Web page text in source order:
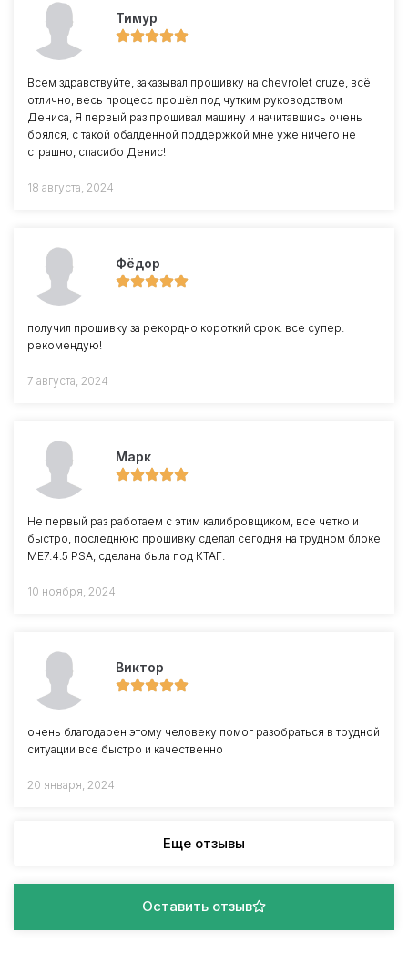
Тимур
Всем здравствуйте, заказывал прошивку на chevrolet cruze, всё
отлично, весь процесс прошёл под чутким руководством
Дениса, Я первый раз прошивал машину и начитавшись очень
боялся, с такой обалденной поддержкой мне уже ничего не
страшно, спасибо Денис!
18 августа, 2024
Фёдор
получил прошивку за рекордно короткий срок. все супер.
рекомендую!
7 августа, 2024
Марк
Не первый раз работаем с этим калибровщиком, все четко и
быстро, последнюю прошивку сделал сегодня на трудном блоке
ME7.4.5 PSA, сделана была под КТАГ.
10 ноября, 2024
Виктор
очень благодарен этому человеку помог разобраться в трудной
ситуации все быстро и качественно
20 января, 2024
Еще отзывы
Оставить отзыв